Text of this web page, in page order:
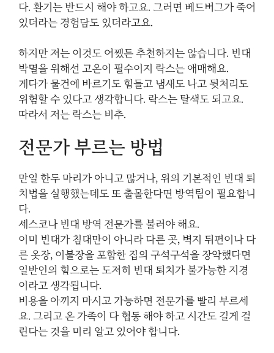
다. 환기는 반드시 해야 하고요. 그러면 베드버그가 죽어
있더라는 경험담도 있더라고요.
하지만 저는 이것도 어쨌든 추천하지는 않습니다. 빈대
박멸을 위해선 고온이 필수이지 락스는 애매해요.
게다가 물건에 바르기도 힘들고 냄새도 나고 뒷처리도
위험할 수 있다고 생각합니다. 락스는 탈색도 되고요.
따라서 저는 락스는 비추.
전문가 부르는 방법
만일 한두 마리가 아니고 많거나, 위의 기본적인 빈대 퇴
치법을 실행했는데도 또 출몰한다면 방역팀이 필요합니
다.
세스코나 빈대 방역 전문가를 불러야 해요.
이미 빈대가 침대만이 아니라 다른 곳, 벽지 뒤편이나 다
른 옷장, 이불장을 포함한 집의 구석구석을 장악했다면
일반인의 힘으로는 도저히 빈대 퇴치가 불가능한 지경
이라고 생각됩니다.
비용을 아끼지 마시고 가능하면 전문가를 빨리 부르세
요. 그리고 온 가족이 다 협동 해야 하고 시간도 길게 걸
린다는 것을 미리 알고 있어야 합니다.